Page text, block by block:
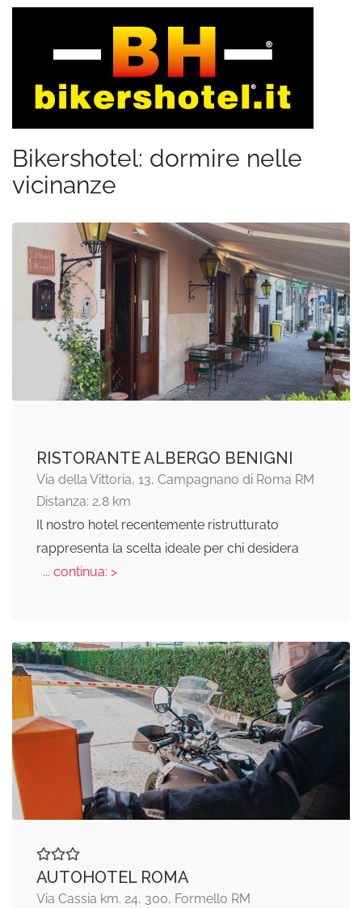
Bikershotel: dormire nelle
vicinanze
RISTORANTE ALBERGO BENIGNI
Via della Vittoria, 13, Campagnano di Roma RM
Distanza: 2,8 km
Il nostro hotel recentemente ristrutturato
rappresenta la scelta ideale per chi desidera
... continua: >
AUTOHOTEL ROMA
Via Cassia km. 24, 300, Formello RM